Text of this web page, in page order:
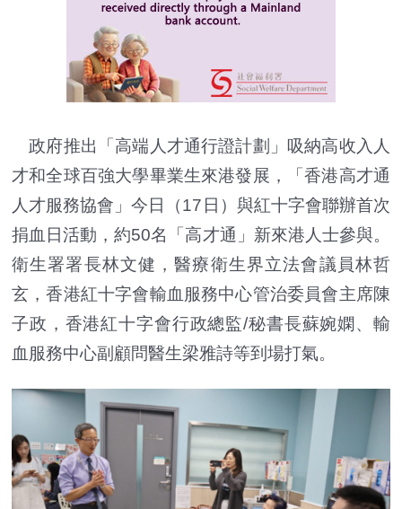
政府推出「高端人才通行證計劃」吸納高收入人
才和全球百強大學畢業生來港發展，「香港高才通
人才服務協會」今日（17日）與紅十字會聯辦首次
捐血日活動，約50名「高才通」新來港人士參與。
衛生署署長林文健，醫療衛生界立法會議員林哲
玄，香港紅十字會輸血服務中心管治委員會主席陳
子政，香港紅十字會行政總監/秘書長蘇婉嫻、輸
血服務中心副顧問醫生梁雅詩等到場打氣。